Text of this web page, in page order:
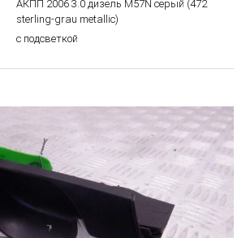
АКПП 2006 3.0 дизель M57N серый (472
sterling-grau metallic)
с подсветкой